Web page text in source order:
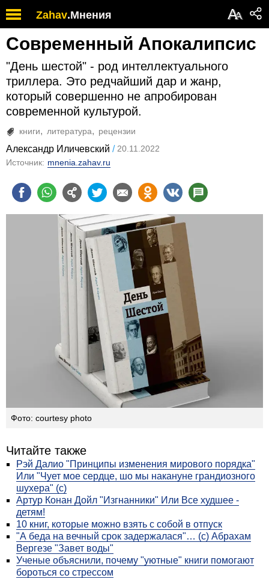
Zahav.Мнения АА
Современный Апокалипсис
"День шестой" - род интеллектуального
триллера. Это редчайший дар и жанр,
который совершенно не апробирован
современной культурой.
книги литература рецензии
Александр Иличевский
20.11.2022
Источник: mnenia.zahav.ru
Фото: courtesy photo
Читайте также
Рэй Далио "Принципы изменения мирового порядка"
Или "Чует мое сердце, шо мы накануне грандиозного
шухера" (с)
Артур Конан Дойл "Изгнанники" Или Все худшее -
детям!
10 книг, которые можно взять с собой в отпуск
"А беда на вечный срок задержалася"… (с) Абрахам
Вергезе "Завет воды"
Ученые объяснили, почему "уютные" книги помогают
бороться со стрессом